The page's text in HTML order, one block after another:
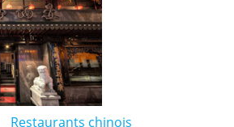
Restaurants chinois